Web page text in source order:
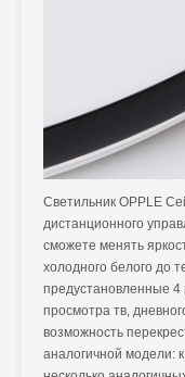
Светильник OPPLE
дистанционного
сможете менять
холодного белого до
предустановленные
просмотра тв,
возможность
аналогичной модели: